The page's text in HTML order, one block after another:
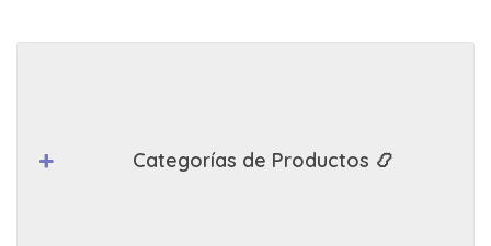
Categorías de Productos 📿